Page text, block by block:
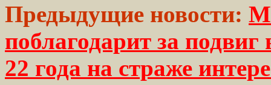
Предыдущие новости:
поблагодарит за
22 года на страже